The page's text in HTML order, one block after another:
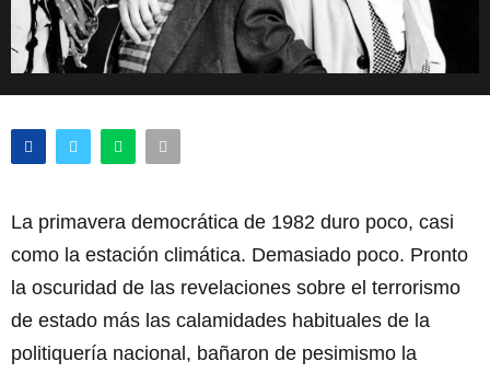
La primavera democrática de 1982 duro poco, casi
como la estación climática. Demasiado poco. Pronto
la oscuridad de las revelaciones sobre el terrorismo
de estado más las calamidades habituales de la
politiquería nacional, bañaron de pesimismo la